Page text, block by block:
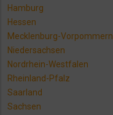
Hamburg
Hessen
Mecklenburg-Vorpommern
Niedersachsen
Nordrhein-Westfalen
Rheinland-Pfalz
Saarland
Sachsen